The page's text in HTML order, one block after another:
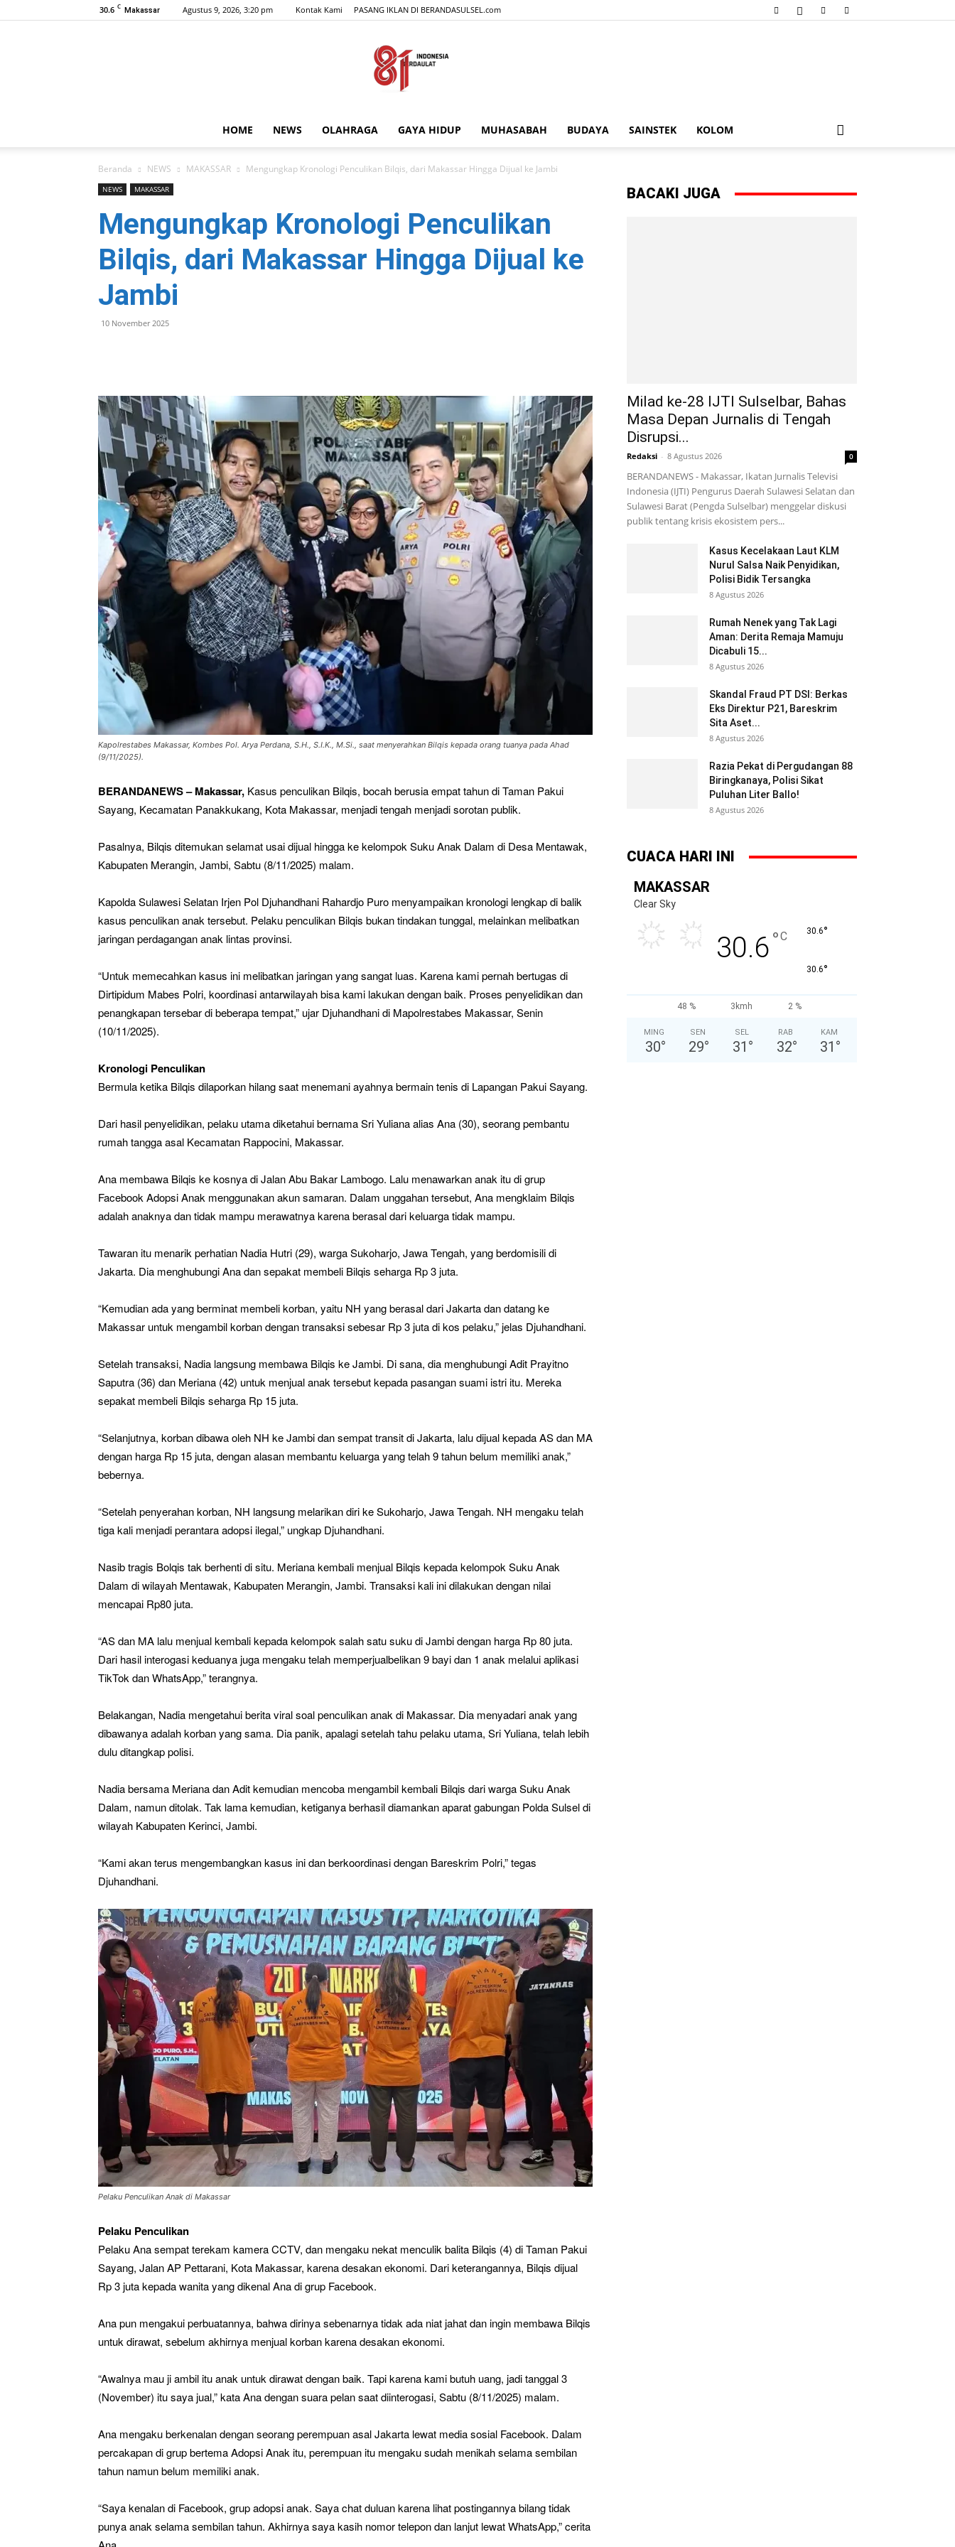
30.6 C Makassar Agustus 9, 2026, 3:20 pm Kontak Kami PASANG IKLAN DI BERANDASULSEL.com
HOME NEWS OLAHRAGA GAYA HIDUP MUHASABAH BUDAYA SAINSTEK KOLOM
Beranda NEWS MAKASSAR Mengungkap Kronologi Penculikan Bilqis, dari Makassar Hingga Dijual ke Jambi
NEWS MAKASSAR
Mengungkap Kronologi Penculikan
Bilqis, dari Makassar Hingga Dijual ke
Jambi
10 November 2025
Kapolrestabes Makassar, Kombes Pol. Arya Perdana, S.H., S.I.K., M.Si., saat menyerahkan Bilqis kepada orang tuanya pada Ahad
(9/11/2025).
BERANDANEWS – Makassar, Kasus penculikan Bilqis, bocah berusia empat tahun di Taman Pakui
Sayang, Kecamatan Panakkukang, Kota Makassar, menjadi tengah menjadi sorotan publik.
Pasalnya, Bilqis ditemukan selamat usai dijual hingga ke kelompok Suku Anak Dalam di Desa Mentawak,
Kabupaten Merangin, Jambi, Sabtu (8/11/2025) malam.
Kapolda Sulawesi Selatan Irjen Pol Djuhandhani Rahardjo Puro menyampaikan kronologi lengkap di balik
kasus penculikan anak tersebut. Pelaku penculikan Bilqis bukan tindakan tunggal, melainkan melibatkan
jaringan perdagangan anak lintas provinsi.
“Untuk memecahkan kasus ini melibatkan jaringan yang sangat luas. Karena kami pernah bertugas di
Dirtipidum Mabes Polri, koordinasi antarwilayah bisa kami lakukan dengan baik. Proses penyelidikan dan
penangkapan tersebar di beberapa tempat,” ujar Djuhandhani di Mapolrestabes Makassar, Senin
(10/11/2025).
Kronologi Penculikan
Bermula ketika Bilqis dilaporkan hilang saat menemani ayahnya bermain tenis di Lapangan Pakui Sayang.
Dari hasil penyelidikan, pelaku utama diketahui bernama Sri Yuliana alias Ana (30), seorang pembantu
rumah tangga asal Kecamatan Rappocini, Makassar.
Ana membawa Bilqis ke kosnya di Jalan Abu Bakar Lambogo. Lalu menawarkan anak itu di grup
Facebook Adopsi Anak menggunakan akun samaran. Dalam unggahan tersebut, Ana mengklaim Bilqis
adalah anaknya dan tidak mampu merawatnya karena berasal dari keluarga tidak mampu.
Tawaran itu menarik perhatian Nadia Hutri (29), warga Sukoharjo, Jawa Tengah, yang berdomisili di
Jakarta. Dia menghubungi Ana dan sepakat membeli Bilqis seharga Rp 3 juta.
“Kemudian ada yang berminat membeli korban, yaitu NH yang berasal dari Jakarta dan datang ke
Makassar untuk mengambil korban dengan transaksi sebesar Rp 3 juta di kos pelaku,” jelas Djuhandhani.
Setelah transaksi, Nadia langsung membawa Bilqis ke Jambi. Di sana, dia menghubungi Adit Prayitno
Saputra (36) dan Meriana (42) untuk menjual anak tersebut kepada pasangan suami istri itu. Mereka
sepakat membeli Bilqis seharga Rp 15 juta.
“Selanjutnya, korban dibawa oleh NH ke Jambi dan sempat transit di Jakarta, lalu dijual kepada AS dan MA
dengan harga Rp 15 juta, dengan alasan membantu keluarga yang telah 9 tahun belum memiliki anak,”
bebernya.
“Setelah penyerahan korban, NH langsung melarikan diri ke Sukoharjo, Jawa Tengah. NH mengaku telah
tiga kali menjadi perantara adopsi ilegal,” ungkap Djuhandhani.
Nasib tragis Bolqis tak berhenti di situ. Meriana kembali menjual Bilqis kepada kelompok Suku Anak
Dalam di wilayah Mentawak, Kabupaten Merangin, Jambi. Transaksi kali ini dilakukan dengan nilai
mencapai Rp80 juta.
“AS dan MA lalu menjual kembali kepada kelompok salah satu suku di Jambi dengan harga Rp 80 juta.
Dari hasil interogasi keduanya juga mengaku telah memperjualbelikan 9 bayi dan 1 anak melalui aplikasi
TikTok dan WhatsApp,” terangnya.
Belakangan, Nadia mengetahui berita viral soal penculikan anak di Makassar. Dia menyadari anak yang
dibawanya adalah korban yang sama. Dia panik, apalagi setelah tahu pelaku utama, Sri Yuliana, telah lebih
dulu ditangkap polisi.
Nadia bersama Meriana dan Adit kemudian mencoba mengambil kembali Bilqis dari warga Suku Anak
Dalam, namun ditolak. Tak lama kemudian, ketiganya berhasil diamankan aparat gabungan Polda Sulsel di
wilayah Kabupaten Kerinci, Jambi.
“Kami akan terus mengembangkan kasus ini dan berkoordinasi dengan Bareskrim Polri,” tegas
Djuhandhani.
Pelaku Penculikan Anak di Makassar
Pelaku Penculikan
Pelaku Ana sempat terekam kamera CCTV, dan mengaku nekat menculik balita Bilqis (4) di Taman Pakui
Sayang, Jalan AP Pettarani, Kota Makassar, karena desakan ekonomi. Dari keterangannya, Bilqis dijual
Rp 3 juta kepada wanita yang dikenal Ana di grup Facebook.
Ana pun mengakui perbuatannya, bahwa dirinya sebenarnya tidak ada niat jahat dan ingin membawa Bilqis
untuk dirawat, sebelum akhirnya menjual korban karena desakan ekonomi.
“Awalnya mau ji ambil itu anak untuk dirawat dengan baik. Tapi karena kami butuh uang, jadi tanggal 3
(November) itu saya jual,” kata Ana dengan suara pelan saat diinterogasi, Sabtu (8/11/2025) malam.
Ana mengaku berkenalan dengan seorang perempuan asal Jakarta lewat media sosial Facebook. Dalam
percakapan di grup bertema Adopsi Anak itu, perempuan itu mengaku sudah menikah selama sembilan
tahun namun belum memiliki anak.
“Saya kenalan di Facebook, grup adopsi anak. Saya chat duluan karena lihat postingannya bilang tidak
punya anak selama sembilan tahun. Akhirnya saya kasih nomor telepon dan lanjut lewat WhatsApp,” cerita
BACAKI JUGA
Milad ke-28 IJTI Sulselbar, Bahas
Masa Depan Jurnalis di Tengah
Disrupsi...
Redaksi - 8 Agustus 2026 0
BERANDANEWS - Makassar, Ikatan Jurnalis Televisi
Indonesia (IJTI) Pengurus Daerah Sulawesi Selatan dan
Sulawesi Barat (Pengda Sulselbar) menggelar diskusi
publik tentang krisis ekosistem pers...
Kasus Kecelakaan Laut KLM
Nurul Salsa Naik Penyidikan,
Polisi Bidik Tersangka
8 Agustus 2026
Rumah Nenek yang Tak Lagi
Aman: Derita Remaja Mamuju
Dicabuli 15...
8 Agustus 2026
Skandal Fraud PT DSI: Berkas
Eks Direktur P21, Bareskrim
Sita Aset...
8 Agustus 2026
Razia Pekat di Pergudangan 88
Biringkanaya, Polisi Sikat
Puluhan Liter Ballo!
8 Agustus 2026
CUACA HARI INI
MAKASSAR
Clear Sky
30.6°C 30.6°
30.6°
48 % 3kmh 2 %
MING
30°
SEN
29°
SEL
31 °
RAB
32°
KAM
31 °